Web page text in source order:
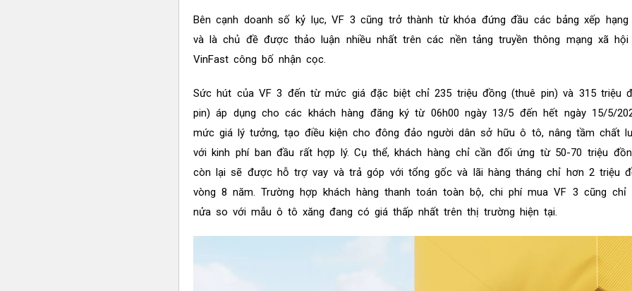
Bên cạnh doanh số kỷ lục, VF 3 cũng trở thành từ khóa đứng đầu các bảng xếp hạng
và là chủ đề được thảo luận nhiều nhất trên các nền tảng truyền thông mạng xã
VinFast công bố nhận cọc.
Sức hút của VF 3 đến từ mức giá đặc biệt chỉ 235 triệu đồng (thuê pin) và 315 triệu
pin) áp dụng cho các khách hàng đăng ký từ 06h00 ngày 13/5 đến hết ngày 15/5/
mức giá lý tưởng, tạo điều kiện cho đông đảo người dân sở hữu ô tô, nâng tầm chất
với kinh phí ban đầu rất hợp lý. Cụ thể, khách hàng chỉ cần đối ứng từ 50-70 triệu
còn lại sẽ được hỗ trợ vay và trả góp với tổng gốc và lãi hàng tháng chỉ hơn 2 triệu
vòng 8 năm. Trường hợp khách hàng thanh toán toàn bộ, chi phí mua VF 3 cũng chỉ
nửa so với mẫu ô tô xăng đang có giá thấp nhất trên thị trường hiện tại.